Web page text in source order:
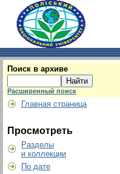
Поиск в архиве
Расширенный поиск
Главная страница
Просмотреть
Разделы
и коллекции
По дате